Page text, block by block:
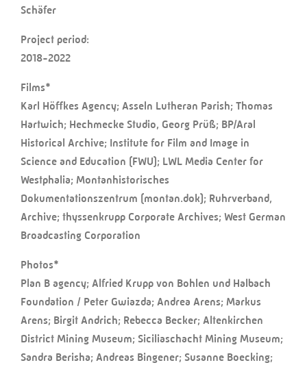
Schäfer
Project period:
2018-2022
Films*
Karl Höffkes Agency; Asseln Lutheran Parish; Thomas
Hartwich; Hechmecke Studio, Georg Prüß; BP/Aral
Historical Archive; Institute for Film and Image in
Science and Education (FWU); LWL Media Center for
Westphalia; Montanhistorisches
Dokumentationszentrum (montan.dok); Ruhrverband,
Archive; thyssenkrupp Corporate Archives; West German
Broadcasting Corporation
Photos*
Plan B agency; Alfried Krupp von Bohlen und Halbach
Foundation / Peter Gwiazda; Andrea Arens; Markus
Arens; Birgit Andrich; Rebecca Becker; Altenkirchen
District Mining Museum; Siciliaschacht Mining Museum;
Sandra Berisha; Andreas Bingener; Susanne Boecking;